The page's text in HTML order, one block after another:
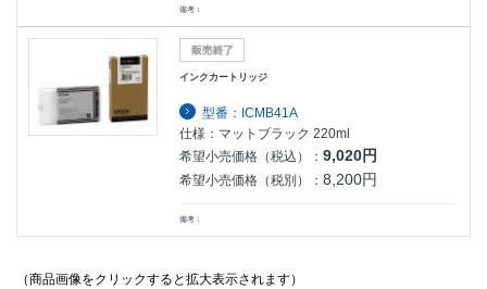
備考：
インクカートリッジ
型番：ICMB41A
仕様：マットブラック 220ml
希望小売価格（税込）：9,020円
希望小売価格（税別）：8,200円
備考：
（商品画像をクリックすると拡大表示されます）